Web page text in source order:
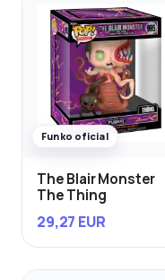
Funko oficial
The Blair Monster
The Thing
29,27 EUR